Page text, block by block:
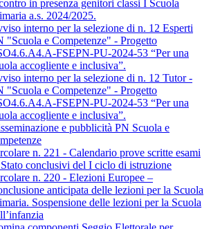
in presenza genitori classi I Scuola
a.s. 2024/2025.
interno per la selezione di n. 12 Esperti
"Scuola e Competenze" - Progetto
FSEPN-PU-2024-53 “Per una
accogliente e inclusiva”.
interno per la selezione di n. 12 Tutor -
"Scuola e Competenze" - Progetto
FSEPN-PU-2024-53 “Per una
accogliente e inclusiva”.
e pubblicità PN Scuola e
n. 221 - Calendario prove scritte esami
conclusivi del I ciclo di istruzione
n. 220 - Elezioni Europee –
anticipata delle lezioni per la Scuola
Sospensione delle lezioni per la Scuola